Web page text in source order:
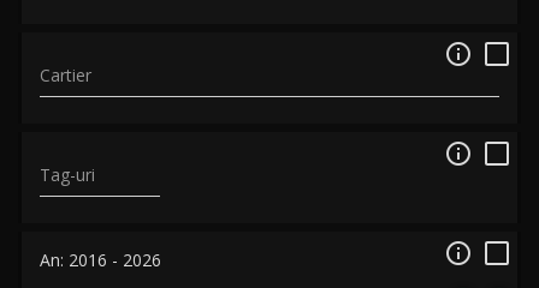
Cartier

Tag-uri

An: 2016 - 2026 